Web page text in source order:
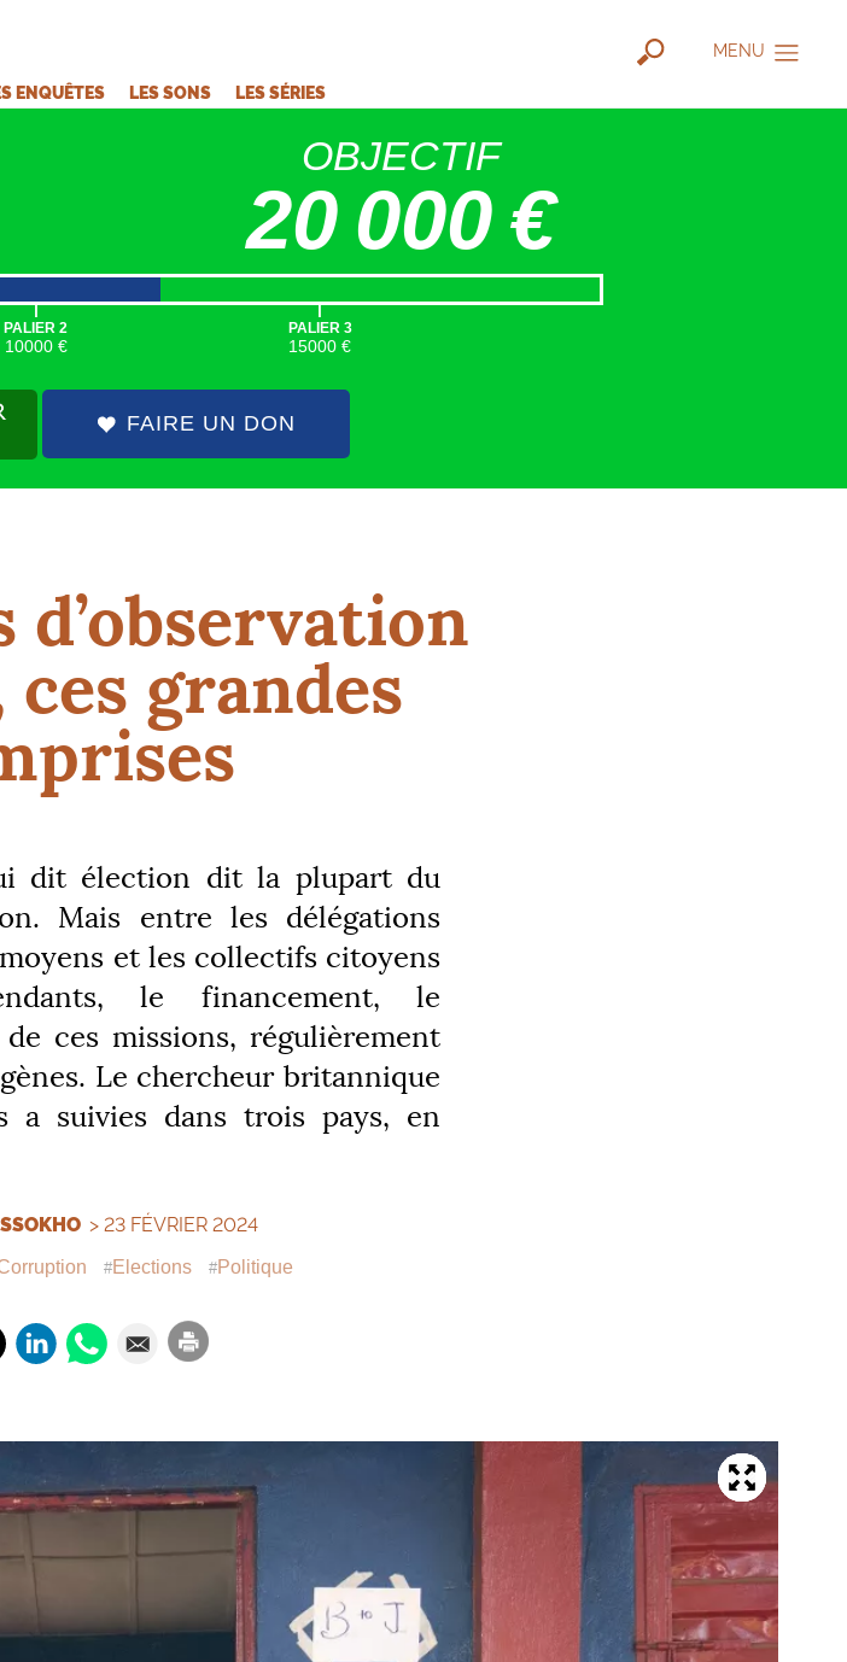
MENU
ENQUÊTES LES SONS LES SÉRIES
OBJECTIF
20 000 €
|
PALIER 2
10000 €
|
PALIER 3
15000 €
FAIRE UN DON
d’observation
grandes
dit élection dit la plupart du
Mais entre les délégations
et les collectifs citoyens
le financement, le
ces missions, régulièrement
Le chercheur britannique
a suivies dans trois pays, en
> 23 FÉVRIER 2024
Elections Politique